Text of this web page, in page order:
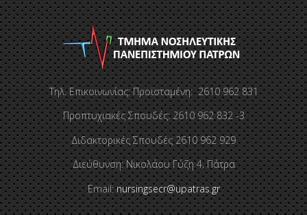
Τηλ. Επικοινωνίας: Προϊσταμένη: 2610 962 831
Προπτυχιακές Σπουδές: 2610 962 832 -3
Διδακτορικές Σπουδές 2610 962 929
Διεύθυνση: Νικολάου Γύζη 4, Πάτρα
Email:nursingsecr@upatras.gr